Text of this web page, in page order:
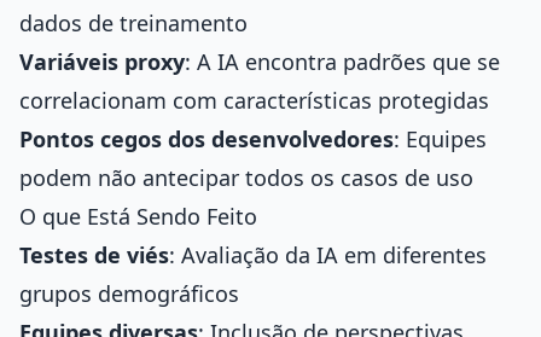
dados de treinamento
Variáveis proxy: A IA encontra padrões que se
correlacionam com características protegidas
Pontos cegos dos desenvolvedores: Equipes
podem não antecipar todos os casos de uso
O que Está Sendo Feito
Testes de viés: Avaliação da IA em diferentes
grupos demográficos